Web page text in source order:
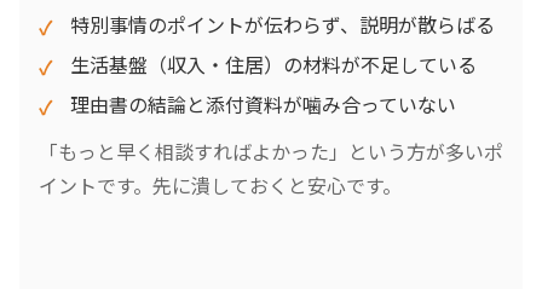
特別事情のポイントが伝わらず、説明が散らばる
生活基盤（収入・住居）の材料が不足している
理由書の結論と添付資料が噛み合っていない
「もっと早く相談すればよかった」という方が多いポ
イントです。先に潰しておくと安心です。